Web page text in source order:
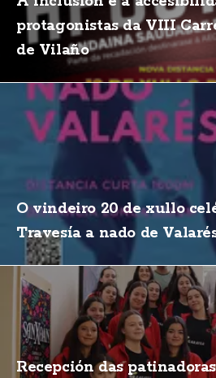
protagonistas da VIII
de Vilaño
O vindeiro 20 de xullo
Travesía a nado de
Recepción das